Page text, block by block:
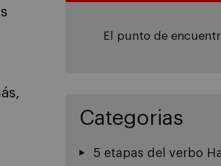
El punto de
Categorias
5 etapas del verbo